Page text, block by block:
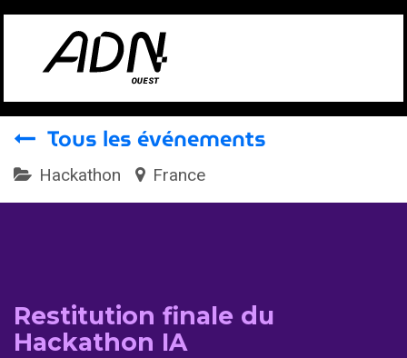
Se rendre au contenu
Tous les événements
Hackathon France
Restitution finale du
Hackathon IA